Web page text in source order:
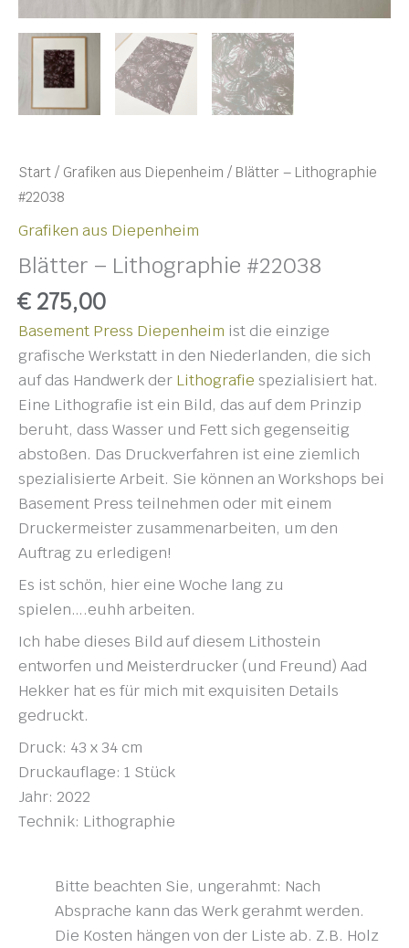
Start / Grafiken aus Diepenheim / Blätter – Lithographie
#22038
Grafiken aus Diepenheim
Blätter – Lithographie #22038
€ 275,00
Basement Press Diepenheim ist die einzige
grafische Werkstatt in den Niederlanden, die sich
auf das Handwerk der Lithografie spezialisiert hat.
Eine Lithografie ist ein Bild, das auf dem Prinzip
beruht, dass Wasser und Fett sich gegenseitig
abstoßen. Das Druckverfahren ist eine ziemlich
spezialisierte Arbeit. Sie können an Workshops bei
Basement Press teilnehmen oder mit einem
Druckermeister zusammenarbeiten, um den
Auftrag zu erledigen!
Es ist schön, hier eine Woche lang zu
spielen….euhh arbeiten.
Ich habe dieses Bild auf diesem Lithostein
entworfen und Meisterdrucker (und Freund) Aad
Hekker hat es für mich mit exquisiten Details
gedruckt.
Druck: 43 x 34 cm
Druckauflage: 1 Stück
Jahr: 2022
Technik: Lithographie
Bitte beachten Sie, ungerahmt: Nach
Absprache kann das Werk gerahmt werden.
Die Kosten hängen von der Liste ab. Z.B. Holz